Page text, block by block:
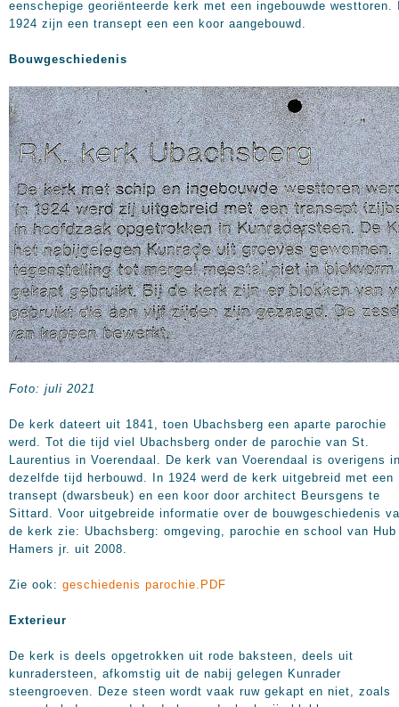
eenschepige georiënteerde kerk met een ingebouwde westtoren.
1924 zijn een transept een een koor aangebouwd.
Bouwgeschiedenis
Foto: juli 2021
De kerk dateert uit 1841, toen Ubachsberg een aparte parochie
werd. Tot die tijd viel Ubachsberg onder de parochie van St.
Laurentius in Voerendaal. De kerk van Voerendaal is overigens
dezelfde tijd herbouwd. In 1924 werd de kerk uitgebreid met een
transept (dwarsbeuk) en een koor door architect Beursgens te
Sittard. Voor uitgebreide informatie over de bouwgeschiedenis
de kerk zie: Ubachsberg: omgeving, parochie en school van Hub
Hamers jr. uit 2008.
Zie ook: geschiedenis parochie.PDF
Exterieur
De kerk is deels opgetrokken uit rode baksteen, deels uit
kunradersteen, afkomstig uit de nabij gelegen Kunrader
steengroeven. Deze steen wordt vaak ruw gekapt en niet, zoals